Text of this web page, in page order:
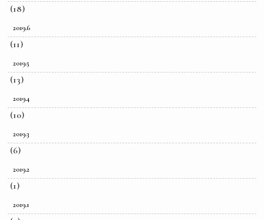
(18)
2019.6
(11)
2019.5
(13)
2019.4
(10)
2019.3
(6)
2019.2
(1)
2019.1